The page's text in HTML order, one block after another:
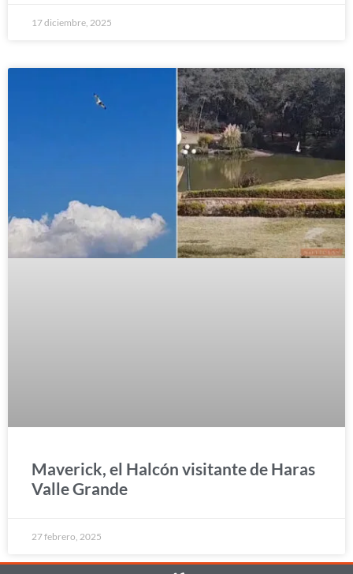
17 diciembre, 2025
Maverick, el Halcón visitante de Haras
Valle Grande
27 febrero, 2025